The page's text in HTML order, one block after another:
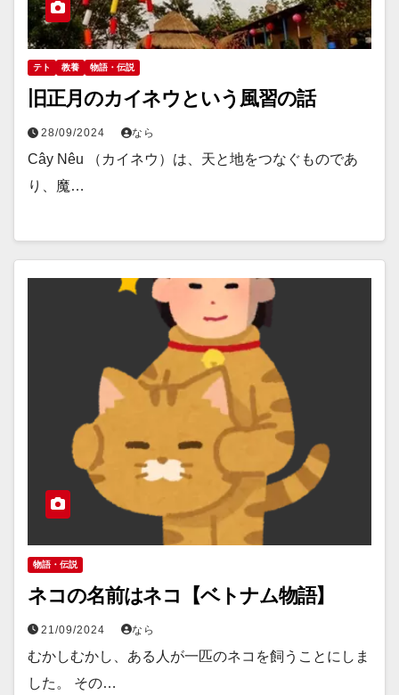
テト 教養 物語・伝説
旧正月のカイネウという風習の話
28/09/2024 なら
Cây Nêu （カイネウ）は、天と地をつなぐものであ
り、魔…
物語・伝説
ネコの名前はネコ【ベトナム物語】
21/09/2024 なら
むかしむかし、ある人が一匹のネコを飼うことにしま
した。 その…